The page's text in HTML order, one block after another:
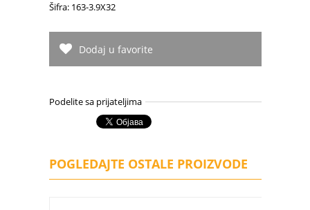
Šifra: 163-3.9X32
Dodaj u favorite
Podelite sa prijateljima
POGLEDAJTE OSTALE PROIZVODE